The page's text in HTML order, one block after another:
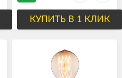
КУПИТЬ В 1 КЛИК